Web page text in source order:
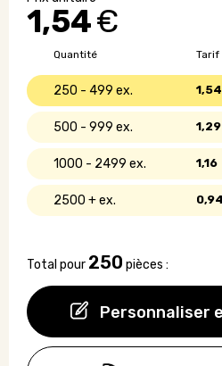
1,54€
Personnaliser
en
silicone
Quantité Tarif
250 - 499 1,54
500 - 999 1,29
1000 - 2499 1,16
2500 + 0,94
Total pour 250 pièces :